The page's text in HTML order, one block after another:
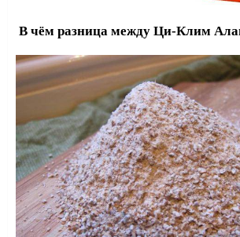
В чём разница между Ци-Клим